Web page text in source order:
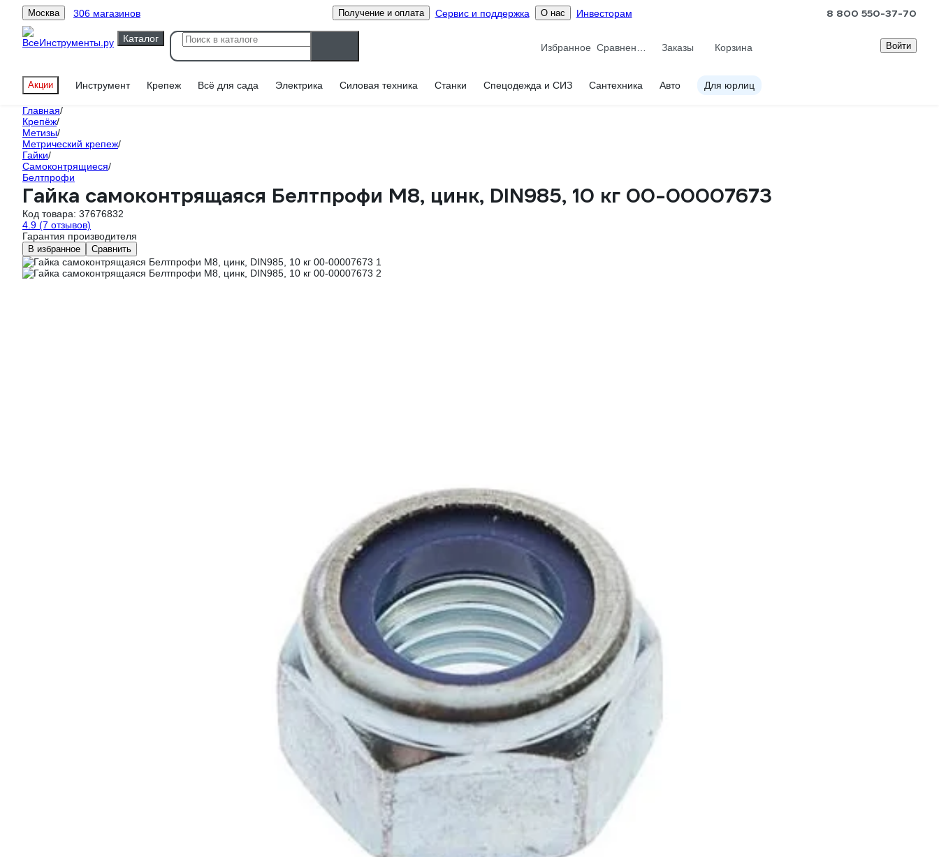
Москва 306 магазинов Получение и оплата Сервис и поддержка О нас Инвесторам 8 800 550-37-70
Каталог
Избранное
Заказы Корзина Войти
Акции Инструмент Крепеж Всё для сада Электрика Силовая техника Станки Спецодежда и СИЗ Сантехника Авто Для юрлиц
Главная/
Крепёж/
Метизы/
Метрический крепеж/
Гайки/
Самоконтрящиеся/
Белтпрофи
Гайка самоконтрящаяся Белтпрофи М8, цинк, DIN985, 10 кг 00-00007673
Код товара: 37676832
4.9 (7 отзывов)
Гарантия производителя
В избранное Сравнить